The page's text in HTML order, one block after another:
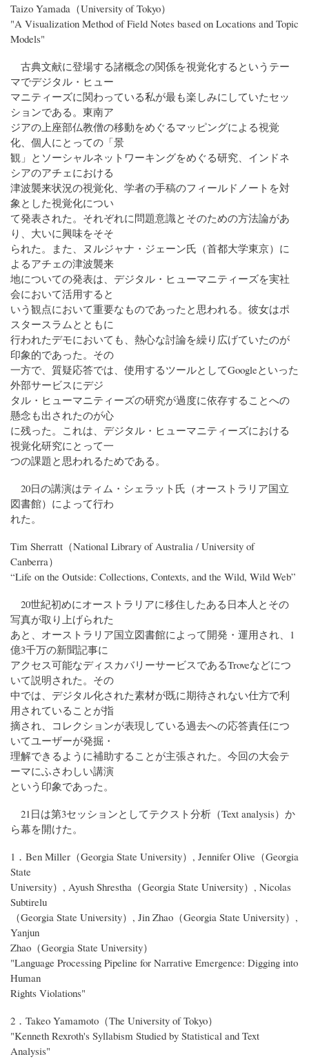
Taizo Yamada（University of Tokyo）
"A Visualization Method of Field Notes based on Locations and Topic
Models"
古典文献に登場する諸概念の関係を視覚化するというテー
マでデジタル・ヒュー
マニティーズに関わっている私が最も楽しみにしていたセッ
ションである。東南ア
ジアの上座部仏教僧の移動をめぐるマッピングによる視覚
化、個人にとっての「景
観」とソーシャルネットワーキングをめぐる研究、インドネ
シアのアチェにおける
津波襲来状況の視覚化、学者の手稿のフィールドノートを対
象とした視覚化につい
て発表された。それぞれに問題意識とそのための方法論があ
り、大いに興味をそそ
られた。また、ヌルジャナ・ジェーン氏（首都大学東京）に
よるアチェの津波襲来
地についての発表は、デジタル・ヒューマニティーズを実社
会において活用すると
いう観点において重要なものであったと思われる。彼女はポ
スタースラムとともに
行われたデモにおいても、熱心な討論を繰り広げていたのが
印象的であった。その
一方で、質疑応答では、使用するツールとしてGoogleといった
外部サービスにデジ
タル・ヒューマニティーズの研究が過度に依存することへの
懸念も出されたのが心
に残った。これは、デジタル・ヒューマニティーズにおける
視覚化研究にとって一
つの課題と思われるためである。
20日の講演はティム・シェラット氏（オーストラリア国立
図書館）によって行わ
れた。
Tim Sherratt（National Library of Australia / University of
Canberra）
“Life on the Outside: Collections, Contexts, and the Wild, Wild Web”
20世紀初めにオーストラリアに移住したある日本人とその
写真が取り上げられた
あと、オーストラリア国立図書館によって開発・運用され、1
億3千万の新聞記事に
アクセス可能なディスカバリーサービスであるTroveなどにつ
いて説明された。その
中では、デジタル化された素材が既に期待されない仕方で利
用されていることが指
摘され、コレクションが表現している過去への応答責任につ
いてユーザーが発掘・
理解できるように補助することが主張された。今回の大会テ
ーマにふさわしい講演
という印象であった。
21日は第3セッションとしてテクスト分析（Text analysis）か
ら幕を開けた。
1．Ben Miller（Georgia State University）, Jennifer Olive（Georgia
State
University）, Ayush Shrestha（Georgia State University）, Nicolas
Subtirelu
（Georgia State University）, Jin Zhao（Georgia State University）,
Yanjun
Zhao（Georgia State University）
"Language Processing Pipeline for Narrative Emergence: Digging into
Human
Rights Violations"
2．Takeo Yamamoto（The University of Tokyo）
"Kenneth Rexroth's Syllabism Studied by Statistical and Text
Analysis"